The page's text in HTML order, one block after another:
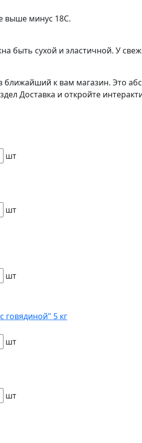
выше минус 18С.
быть сухой и эластичной. У
ближайший к вам магазин. Это
Доставка и откройте
шт
шт
шт
5 кг
шт
шт